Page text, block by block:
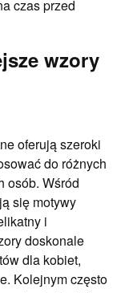
czas przed
wzory
oferują szeroki
do różnych
osób. Wśród
się motywy
i
doskonale
dla kobiet,
Kolejnym często